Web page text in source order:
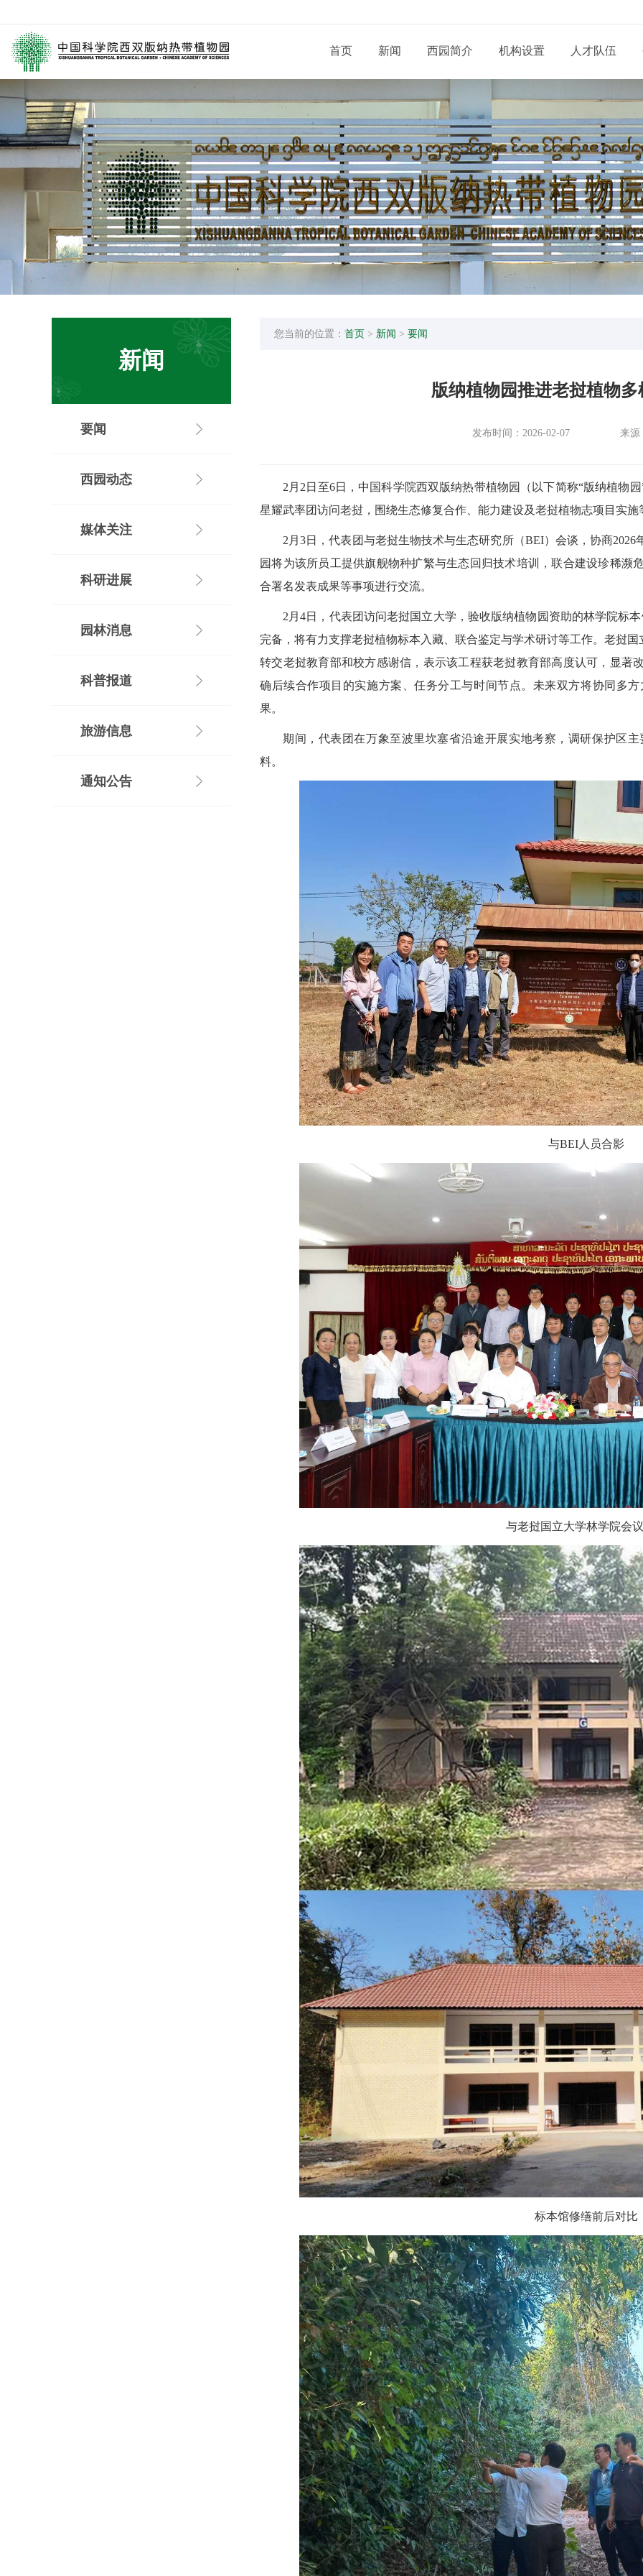
首页 新闻
媒体关注 科研进展
园林消息 科普报道
旅游信息 通知公告
西园简介
历任领导 党委和纪委
学术委员会 学位委员会
西园历史 形象标识
数字园区
机构设置
业务机构 支撑系统
人才队伍
实验系列 其他系列
青促会小组 博士后流动站
人才招聘
招生信息 培养管理
学位学科 导师队伍
学生工作 服务指南
联系我们
群团天地
党务公开
党建专题
信息
依申
联系
新闻
要闻
西园动态
媒体关注
科研进展
园林消息
科普报道
旅游信息
通知公告
您当前的位置： 首页 > 新闻 > 要闻
版纳植物园推进老挝植物
发布时间：2026-02-07 来源
2月2日至6日，中国科学院西双版纳热带植物园（以下简称“版纳植物
星耀武率团访问老挝，围绕生态修复合作、能力建设及老挝植物志项目实施
2月3日，代表团与老挝生物技术与生态研究所（BEI）会谈，协商
园将为该所员工提供旗舰物种扩繁与生态回归技术培训，联合建设珍稀濒
合署名发表成果等事项进行交流。
2月4日，代表团访问老挝国立大学，验收版纳植物园资助的林学院标
完备，将有力支撑老挝植物标本入藏、联合鉴定与学术研讨等工作。老挝国
转交老挝教育部和校方感谢信，表示该工程获老挝教育部高度认可，显著
确后续合作项目的实施方案、任务分工与时间节点。未来双方将协同多
果。
期间，代表团在万象至波里坎塞省沿途开展实地考察，调研保护区
料。
与BEI人员合影
与老挝国立大学林学院会
标本馆修缮前后对比